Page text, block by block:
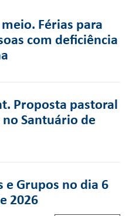
Férias para
com deficiência
Proposta pastoral
Santuário de
e Grupos no dia 6
2026